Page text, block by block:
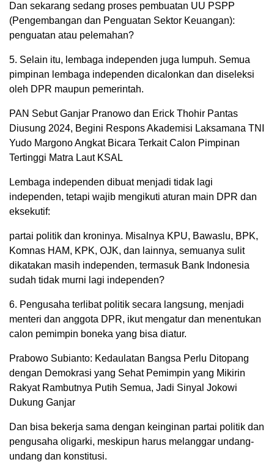
Dan sekarang sedang proses pembuatan UU PSPP
(Pengembangan dan Penguatan Sektor Keuangan):
penguatan atau pelemahan?
5. Selain itu, lembaga independen juga lumpuh. Semua
pimpinan lembaga independen dicalonkan dan diseleksi
oleh DPR maupun pemerintah.
PAN Sebut Ganjar Pranowo dan Erick Thohir Pantas
Diusung 2024, Begini Respons Akademisi Laksamana TNI
Yudo Margono Angkat Bicara Terkait Calon Pimpinan
Tertinggi Matra Laut KSAL
Lembaga independen dibuat menjadi tidak lagi
independen, tetapi wajib mengikuti aturan main DPR dan
eksekutif:
partai politik dan kroninya. Misalnya KPU, Bawaslu, BPK,
Komnas HAM, KPK, OJK, dan lainnya, semuanya sulit
dikatakan masih independen, termasuk Bank Indonesia
sudah tidak murni lagi independen?
6. Pengusaha terlibat politik secara langsung, menjadi
menteri dan anggota DPR, ikut mengatur dan menentukan
calon pemimpin boneka yang bisa diatur.
Prabowo Subianto: Kedaulatan Bangsa Perlu Ditopang
dengan Demokrasi yang Sehat Pemimpin yang Mikirin
Rakyat Rambutnya Putih Semua, Jadi Sinyal Jokowi
Dukung Ganjar
Dan bisa bekerja sama dengan keinginan partai politik dan
pengusaha oligarki, meskipun harus melanggar undang-
undang dan konstitusi.